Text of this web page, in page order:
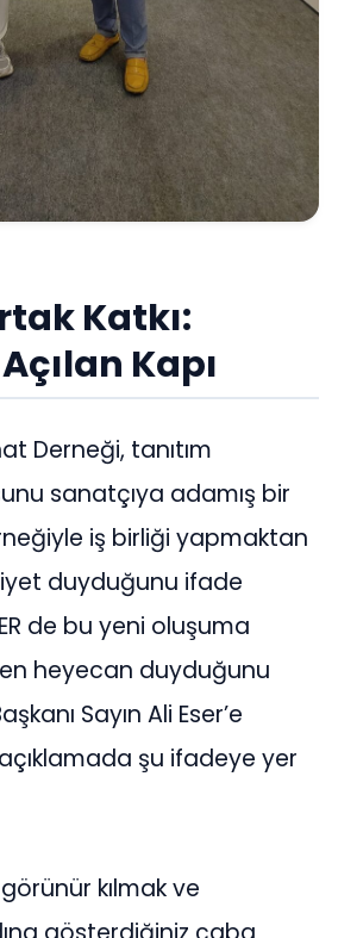
Katkı:
Kapı
Derneği, tanıtım
sanatçıya adamış bir
iş birliği yapmaktan
duyduğunu ifade
de bu yeni oluşuma
heyecan duyduğunu
Sayın Ali Eser’e
şu ifadeye yer
görünür kılmak ve